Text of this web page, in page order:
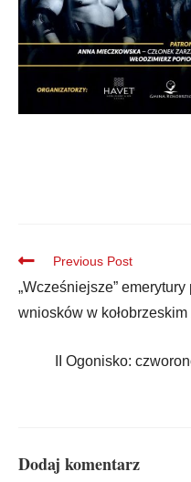
Previous Post
„Wcześniejsze”
wniosków w
II Ogonisko:
Dodaj komentarz